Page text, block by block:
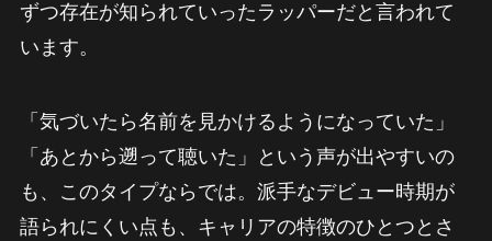
ずつ存在が知られていったラッパーだと言われて
います。
「気づいたら名前を見かけるようになっていた」
「あとから遡って聴いた」という声が出やすいの
も、このタイプならでは。派手なデビュー時期が
語られにくい点も、キャリアの特徴のひとつとさ